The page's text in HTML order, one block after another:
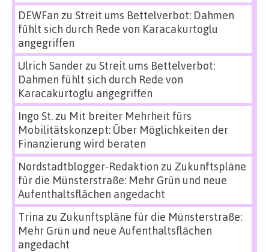
DEWFan zu Streit ums Bettelverbot: Dahmen
fühlt sich durch Rede von Karacakurtoglu
angegriffen
Ulrich Sanderzu Streit ums Bettelverbot:
Dahmen fühlt sich durch Rede von
Karacakurtoglu angegriffen
Ingo St.zu Mit breiter Mehrheit fürs
Mobilitätskonzept: Über Möglichkeiten der
Finanzierung wird beraten
Nordstadtblogger-Redaktion zu Zukunftspläne
für die Münsterstraße: Mehr Grün und neue
Aufenthaltsflächen angedacht
Trina zu Zukunftspläne für die Münsterstraße:
Mehr Grün und neue Aufenthaltsflächen
angedacht